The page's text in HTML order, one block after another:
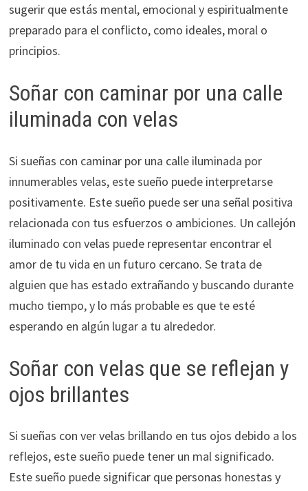
sugerir que estás mental, emocional y espiritualmente
preparado para el conflicto, como ideales, moral o
principios.
Soñar con caminar por una calle
iluminada con velas
Si sueñas con caminar por una calle iluminada por
innumerables velas, este sueño puede interpretarse
positivamente. Este sueño puede ser una señal positiva
relacionada con tus esfuerzos o ambiciones. Un callejón
iluminado con velas puede representar encontrar el
amor de tu vida en un futuro cercano. Se trata de
alguien que has estado extrañando y buscando durante
mucho tiempo, y lo más probable es que te esté
esperando en algún lugar a tu alrededor.
Soñar con velas que se reflejan y
ojos brillantes
Si sueñas con ver velas brillando en tus ojos debido a los
reflejos, este sueño puede tener un mal significado.
Este sueño puede significar que personas honestas y